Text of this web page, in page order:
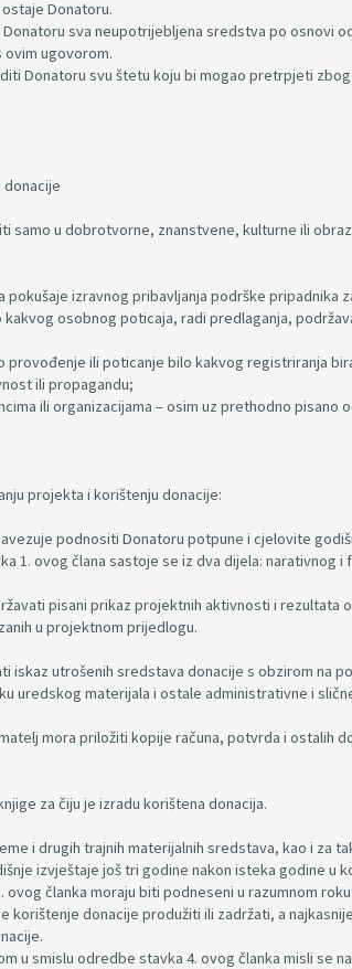
Donatoru.
sva neupotrijebljena sredstva po osnovi
ovim ugovorom.
Donatoru svu štetu koju bi mogao pretrpjeti
donacije
samo u dobrotvorne, znanstvene, kulturne ili
pokušaje izravnog pribavljanja podrške pripadnika
kakvog osobnog poticaja, radi predlaganja,
provođenje ili poticanje bilo kakvog registriranja
ili propagandu;
ili organizacijama – osim uz prethodno pisano
projekta i korištenju donacije:
podnositi Donatoru potpune i cjelovite
1. ovog člana sastoje se iz dva dijela: narativnog i
pisani prikaz projektnih aktivnosti i
u projektnom prijedlogu.
iskaz utrošenih sredstava donacije s obzirom na
uredskog materijala i ostale administrativne i
mora priložiti kopije računa, potvrda i ostalih
za čiju je izradu korištena donacija.
i drugih trajnih materijalnih sredstava, kao i za
izvještaje još tri godine nakon isteka godine u
ovog članka moraju biti podneseni u razumnom
korištenje donacije produžiti ili zadržati, a
u smislu odredbe stavka 4. ovog članka misli se